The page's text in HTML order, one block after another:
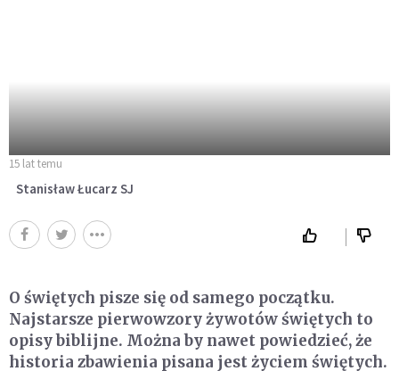
15 lat temu
Stanisław Łucarz SJ
O świętych pisze się od samego początku.
Najstarsze pierwowzory żywotów świętych to
opisy biblijne. Można by nawet powiedzieć, że
historia zbawienia pisana jest życiem świętych.